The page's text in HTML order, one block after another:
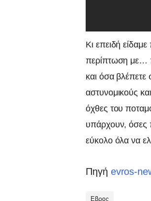
Κι επειδή
περίπτωση με…
και όσα
αστυνομικούς
όχθες του
υπάρχουν, όσες
εύκολο όλα να
Πηγή evros-
Εβρος